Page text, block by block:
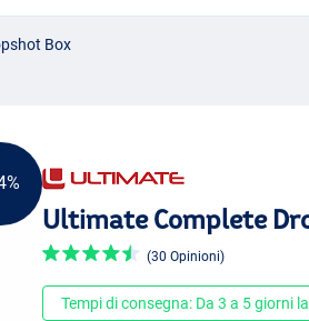
Box
Ultimate Complete
(30 Opinioni)
Tempi di consegna: Da 3 a 5 giorni